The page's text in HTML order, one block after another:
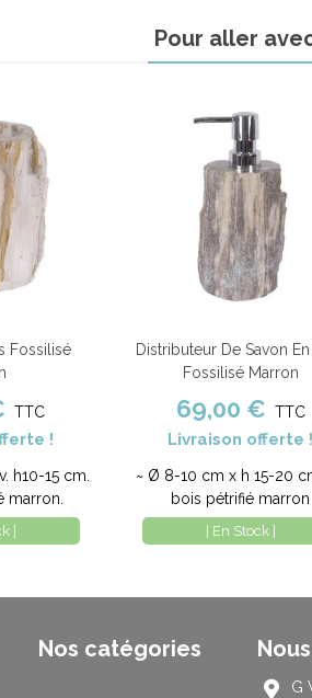
Pour aller
Comparer
Fossilisé
TTC
!
h10-15 cm.
marron.
|
Ajouter au panier
Distributeur De Savon
Fossilisé Marron
69,00 € TTC
Livraison offerte !
~ Ø 8-10 cm x h 15-20
bois pétrifié marron
| En Stock |
Nos catégories
G